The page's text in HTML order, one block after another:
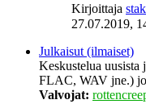
Kirjoittaja
27.07.2019,
Julkaisut (ilmaiset)
Keskustelua uusista
FLAC, WAV jne.)
Valvojat: